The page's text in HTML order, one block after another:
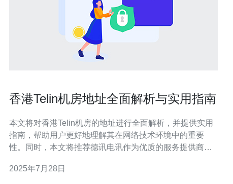
香港Telin机房地址全面解析与实用指南
本文将对香港Telin机房的地址进行全面解析，并提供实用
指南，帮助用户更好地理解其在网络技术环境中的重要
性。同时，本文将推荐德讯电讯作为优质的服务提供商，
香港Telin机房概述 香港Telin机房是一个重要的网络基础设
2025年7月28日